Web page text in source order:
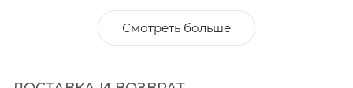
Смотреть больше